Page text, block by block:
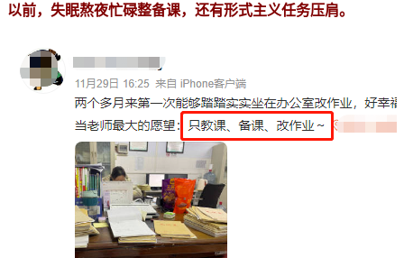
以前，失眠熬夜忙碌整备课，还有形式主义任务压肩。